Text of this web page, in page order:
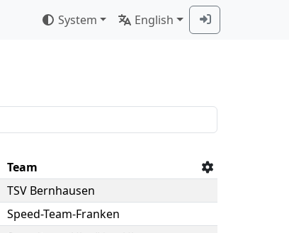
System English
Team
TSV Bernhausen
Speed-Team-Franken